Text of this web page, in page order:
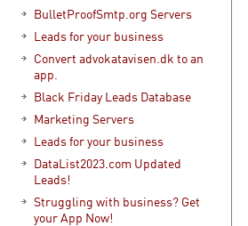
BulletProofSmtp.org Servers
Leads for your business
Convert advokatavisen.dk to an
app.
Black Friday Leads Database
Marketing Servers
Leads for your business
DataList2023.com Updated
Leads!
Struggling with business? Get
your App Now!